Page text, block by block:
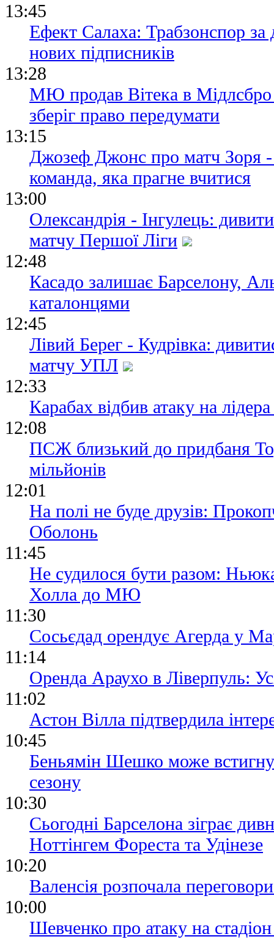
13:45
Ефект Салаха: Трабзонспор за
нових підписників
13:28
МЮ продав Вітека в Мідлсбро
зберіг право передумати
13:15
Джозеф Джонс про матч Зоря
команда, яка прагне вчитися
13:00
Олександрія - Інгулець:
матчу Першої Ліги
12:48
Касадо залишає Барселону,
каталонцями
12:45
Лівий Берег - Кудрівка:
матчу УПЛ
12:33
Карабах відбив атаку на
12:08
ПСЖ близький до придбаня
мільйонів
12:01
На полі не буде друзів:
Оболонь
11:45
Не судилося бути разом:
Холла до МЮ
11:30
Сосьєдад орендує Агерда у
11:14
Оренда Араухо в Ліверпуль:
11:02
Астон Вілла підтвердила
10:45
Беньямін Шешко може
сезону
10:30
Сьогодні Барселона зіграє
Ноттінгем Фореста та Удінезе
10:20
Валенсія розпочала
10:00
Шевченко про атаку на